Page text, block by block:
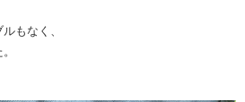
もなく、